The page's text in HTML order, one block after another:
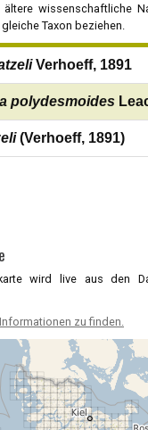
ältere wissenschaftliche
Taxon beziehen.
Verhoeff, 1891
polydesmoides
(Verhoeff, 1891)
wird live aus den
zu finden.